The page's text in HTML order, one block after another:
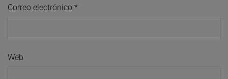
Correo electrónico *
Web